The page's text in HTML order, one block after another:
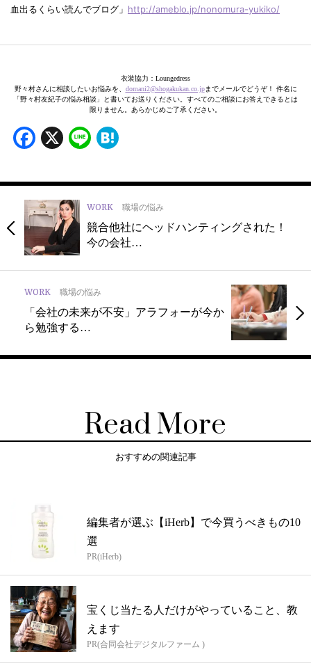
血出るくらい読んでブログ」 http://ameblo.jp/nonomura-yukiko/
衣装協力：Loungedress
野々村さんに相談したいお悩みを、 domani2@shogakukan.co.jpまでメールでどうぞ！ 件名に
「野々村友紀子の悩み相談」と書いてお送りください。すべてのご相談にお答えできるとは
限りません。あらかじめご了承ください。
Facebook
X Line
WORK 職場の悩み
競合他社にヘッドハンティングされた！
今の会社…
WORK 職場の悩み
「会社の未来が不安」アラフォーが今か
ら勉強する…
Read More
おすすめの関連記事
編集者が選ぶ【iHerb】で今買うべきもの10
選
PR(iHerb)
宝くじ当たる人だけがやっていること、教
えます
PR(合同会社デジタルファーム )